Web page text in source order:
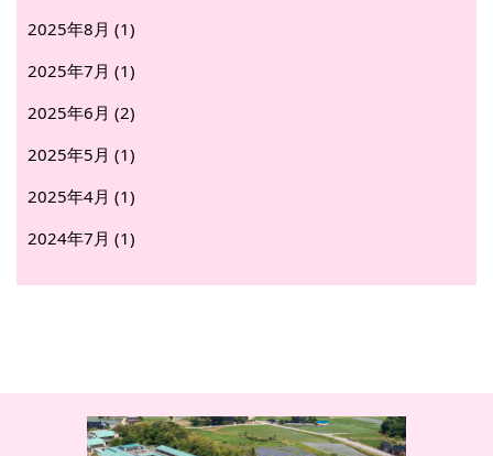
2025年8月 (1)
2025年7月 (1)
2025年6月 (2)
2025年5月 (1)
2025年4月 (1)
2024年7月 (1)